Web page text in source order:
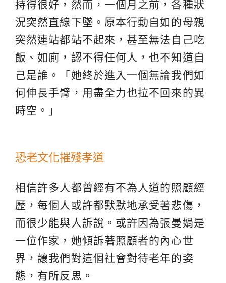
持得很好，然而，一個月之前，各種狀
況突然直線下墜。原本行動自如的母親
突然連站都站不起來，甚至無法自己吃
飯、如廁，認不得任何人，也不知道自
己是誰。「她終於進入一個無論我們如
何伸長手臂，用盡全力也拉不回來的異
時空。」
恐老文化摧殘孝道
相信許多人都曾經有不為人道的照顧經
歷，每個人或許都默默地承受著悲傷，
而很少能與人訴說。或許因為張曼娟是
一位作家，她傾訴著照顧者的內心世
界，讓我們對這個社會對待老年的姿
態，有所反思。